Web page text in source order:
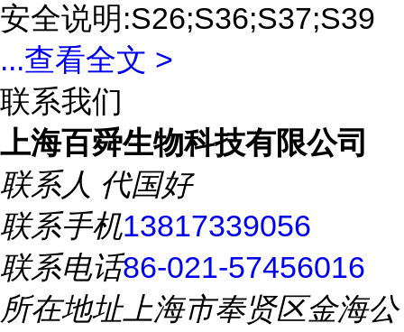
安全说明:S26;S36;S37;S39
...查看全文 >
联系我们
上海百舜生物科技有限公司
联系人 代国好
联系手机13817339056
联系电话86-021-57456016
所在地址上海市奉贤区金海公